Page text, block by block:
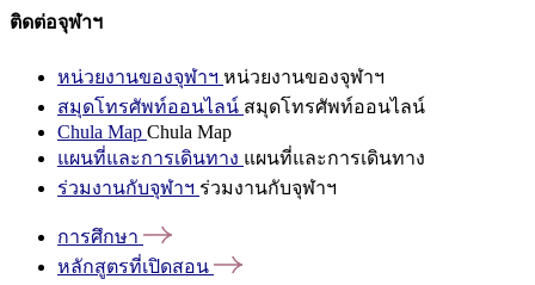
ติดต่อจุฬาฯ
หน่วยงานของจุฬาฯ หน่วยงานของจุฬาฯ
สมุดโทรศัพท์ออนไลน์ สมุดโทรศัพท์ออนไลน์
Chula Map Chula Map
แผนที่และการเดินทาง แผนที่และการเดินทาง
ร่วมงานกับจุฬาฯ ร่วมงานกับจุฬาฯ
การศึกษา
หลักสูตรที่เปิดสอน